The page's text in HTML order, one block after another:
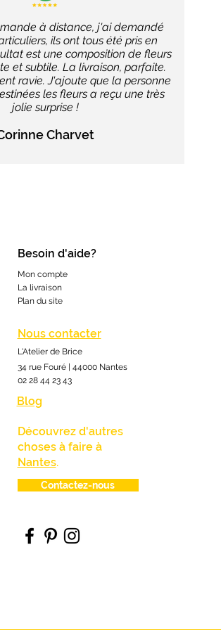
à distance, j'ai demandé
ils ont tous été pris en
est une composition de fleurs
et subtile. La livraison, parfaite.
ravie. J'ajoute que la personne
les fleurs a reçu une très
jolie surprise !
Charvet
Besoin d'aide?
Mon compte
La livraison
Plan du site
Nous contacter
L'Atelier de Brice
34 rue Fouré | 44000 Nantes
02 28 44 23 43
Blog
Découvrez d'autres
choses à faire à
Nantes.
Contactez-nous